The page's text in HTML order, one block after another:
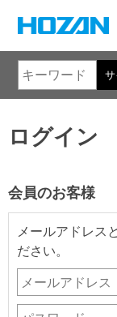
ログイン
会員のお客様
メールアドレス
ださい。